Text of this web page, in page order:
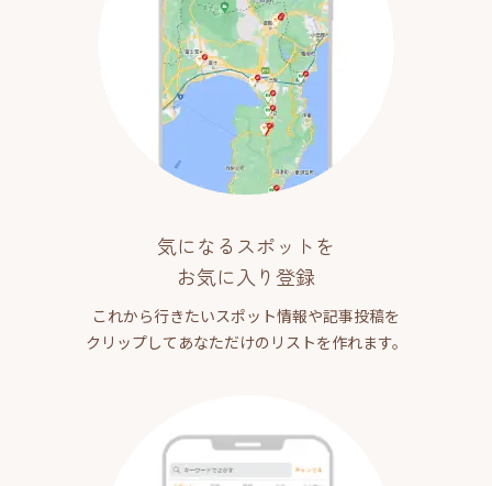
気になるスポットを
お気に入り登録
これから行きたいスポット情報や記事投稿を
クリップしてあなただけのリストを作れます。